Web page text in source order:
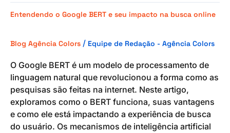
Entendendo o Google BERT e seu impacto na busca online
Blog Agência Colors / Equipe de Redação - Agência Colors
O Google BERT é um modelo de processamento de
linguagem natural que revolucionou a forma como as
pesquisas são feitas na internet. Neste artigo,
exploramos como o BERT funciona, suas vantagens
e como ele está impactando a experiência de busca
do usuário. Os mecanismos de inteligência artificial
BERT
seu
impacto
na
busca
online